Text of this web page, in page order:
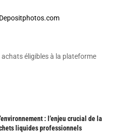
Depositphotos.com
éligibles à la plateforme
: l’enjeu crucial de la
liquides professionnels